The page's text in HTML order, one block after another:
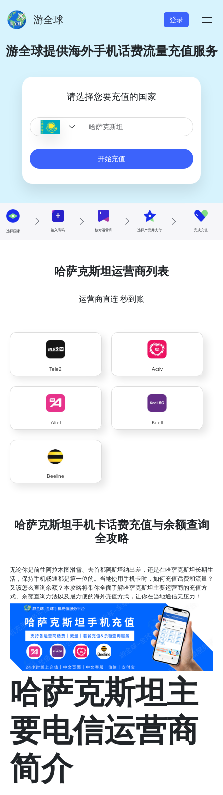
游全球 登录 =
游全球提供海外手机话费流量充值服务
请选择您要充值的国家
开始充值
选择国家 输入号码 核对运营商 选择产品并支付 完成充值
哈萨克斯坦运营商列表
运营商直连 秒到账
Tele2 Activ
Altel Kcell
Beeline
哈萨克斯坦手机卡话费充值与余额查询
全攻略
无论你是前往阿拉木图滑雪、去首都阿斯塔纳出差，还是在哈萨克斯坦长期生
活，保持手机畅通都是第一位的。当地使用手机卡时，如何充值话费和流量？
又该怎么查询余额？本攻略将带你全面了解哈萨克斯坦主要运营商的充值方
式、余额查询方法以及最方便的海外充值方式，让你在当地通信无压力！
哈萨克斯坦主
要电信运营商
简介